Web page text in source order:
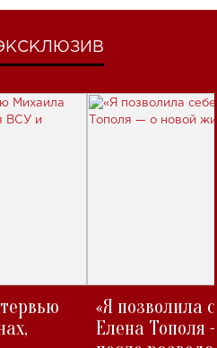
«Я позволила
Елена Тополя